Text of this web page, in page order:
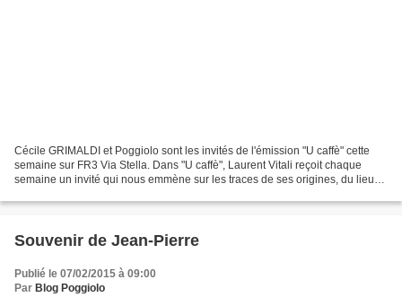
Cécile GRIMALDI et Poggiolo sont les invités de l'émission "U caffè" cette
semaine sur FR3 Via Stella. Dans "U caffè", Laurent Vitali reçoit chaque
semaine un invité qui nous emmène sur les traces de ses origines, du lieu
Souvenir de Jean-Pierre
Publié le 07/02/2015 à 09:00
Par Blog Poggiolo